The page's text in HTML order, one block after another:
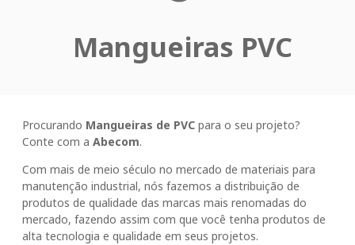
Mangueiras PVC
Procurando Mangueiras de PVCpara o seu projeto?
Conte com a Abecom.
Com mais de meio século no mercado de materiais para
manutenção industrial, nós fazemos a distribuição de
produtos de qualidade das marcas mais renomadas do
mercado, fazendo assim com que você tenha produtos de
alta tecnologia e qualidade em seus projetos.